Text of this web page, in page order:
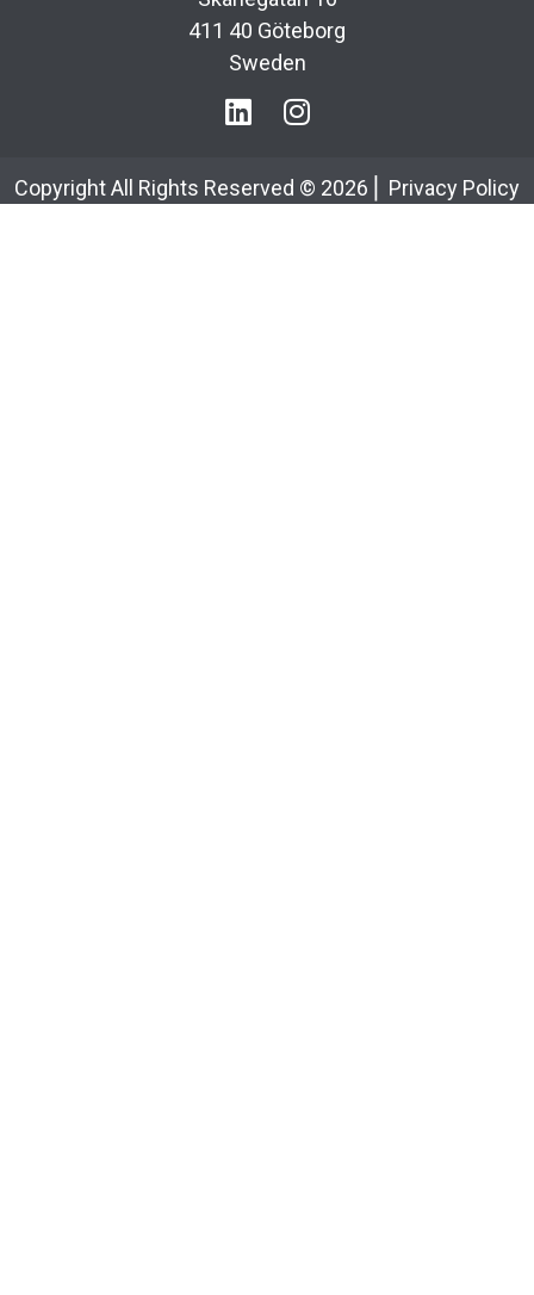
411 40 Göteborg
Sweden
Copyright All Rights Reserved © 2026 Privacy Policy